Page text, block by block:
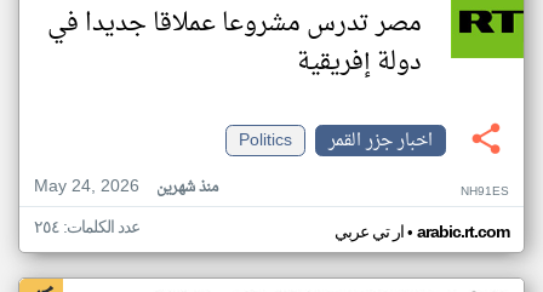
مصر تدرس مشروعا عملاقا جديدا في
دولة إفريقية
اخبار جزر القمر
Politics
May 24, 2026
منذ شهرين NH91ES
ار تي عربي• arabic.rt.com عدد الكلمات: ٢٥٤